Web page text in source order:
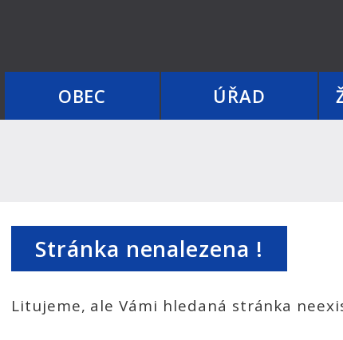
OBEC ÚŘAD
Stránka nenalezena !
Litujeme, ale Vámi hledaná stránka